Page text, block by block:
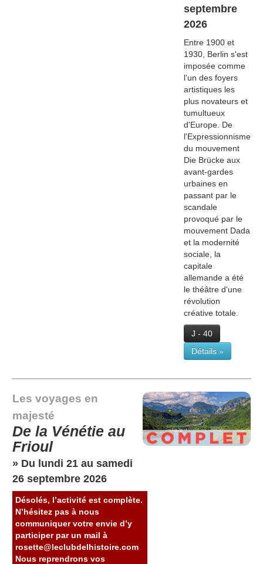
septembre
2026
Entre 1900 et
1930, Berlin s'est
imposée comme
l'un des foyers
artistiques les
plus novateurs et
tumultueux
d'Europe. De
l'Expressionnisme
du mouvement
Die Brücke aux
avant-gardes
urbaines en
passant par le
scandale
provoqué par le
mouvement Dada
et la modernité
sociale, la
capitale
allemande a été
le théâtre d'une
révolution
créative totale.
J - 40
Détails »
Les voyages en
majesté
De la Vénétie au
Frioul
» Du lundi 21 au samedi
26 septembre 2026
Désolés, l’activité est complète.
N’hésitez pas à nous
communiquer votre envie d’y
participer par un mail à
rosette@leclubdelhistoire.com
Nous reprendrons vos